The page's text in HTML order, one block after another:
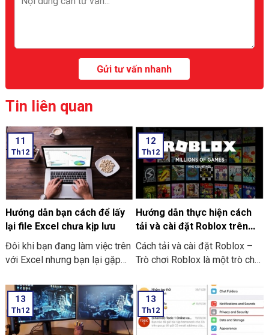
Tin liên quan
11
Th12
Hướng dẫn bạn cách để lấy
lại file Excel chưa kịp lưu
Đôi khi bạn đang làm việc trên
với Excel nhưng bạn lại gặp
bị mất điện bạn quên chưa kịp
lưu hay laptop tắt nguồn đột
ngột làm cho bạn chưa thể kịp
lưu file. Và dưới đây là những
12
Th12
Hướng dẫn thực hiện cách
tải và cài đặt Roblox trên
máy tính thật đơn giản
Cách tải và cài đặt Roblox –
Trò chơi Roblox là một trò chơi
bước vào thế giới trò chơi ảo
và trải nghiệm không gian vô
cùng mới lạ trên máy tính của
mình. Hôm nay THIÊN SƠN
13
Th12
13
Th12